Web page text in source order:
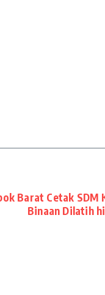
Barat Cetak SDM
Binaan Dilatih